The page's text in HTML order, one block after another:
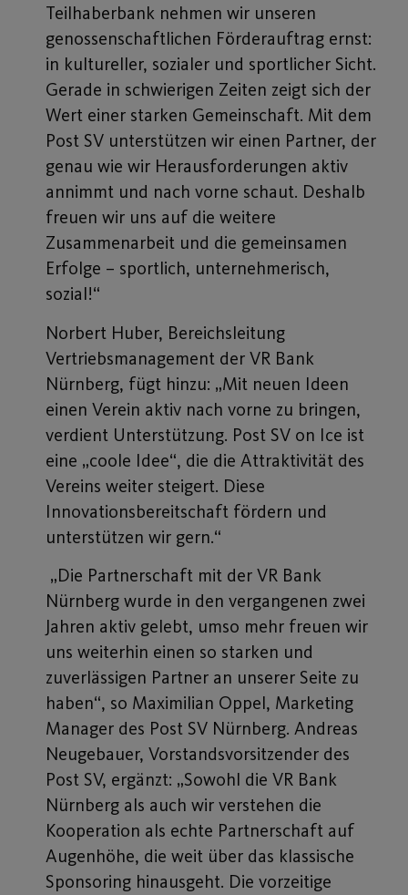
Teilhaberbank nehmen wir unseren
genossenschaftlichen Förderauftrag ernst:
in kultureller, sozialer und sportlicher Sicht.
Gerade in schwierigen Zeiten zeigt sich der
Wert einer starken Gemeinschaft. Mit dem
Post SV unterstützen wir einen Partner, der
genau wie wir Herausforderungen aktiv
annimmt und nach vorne schaut. Deshalb
freuen wir uns auf die weitere
Zusammenarbeit und die gemeinsamen
Erfolge – sportlich, unternehmerisch,
sozial!“
Norbert Huber, Bereichsleitung
Vertriebsmanagement der VR Bank
Nürnberg, fügt hinzu: „Mit neuen Ideen
einen Verein aktiv nach vorne zu bringen,
verdient Unterstützung. Post SV on Ice ist
eine „coole Idee“, die die Attraktivität des
Vereins weiter steigert. Diese
Innovationsbereitschaft fördern und
unterstützen wir gern.“
„Die Partnerschaft mit der VR Bank
Nürnberg wurde in den vergangenen zwei
Jahren aktiv gelebt, umso mehr freuen wir
uns weiterhin einen so starken und
zuverlässigen Partner an unserer Seite zu
haben“, so Maximilian Oppel, Marketing
Manager des Post SV Nürnberg. Andreas
Neugebauer, Vorstandsvorsitzender des
Post SV, ergänzt: „Sowohl die VR Bank
Nürnberg als auch wir verstehen die
Kooperation als echte Partnerschaft auf
Augenhöhe, die weit über das klassische
Sponsoring hinausgeht. Die vorzeitige